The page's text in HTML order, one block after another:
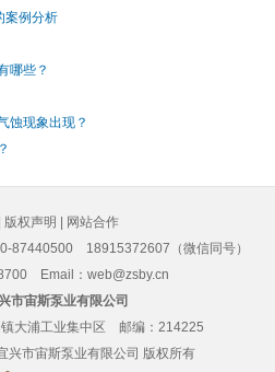
案例分析
哪些？
蚀现象出现？
版权声明
网站合作
87440500 18915372607（微信同号）
Email：web@zsby.cn
市宙斯泵业有限公司
大浦工业集中区 邮编：214225
兴市宙斯泵业有限公司 版权所有